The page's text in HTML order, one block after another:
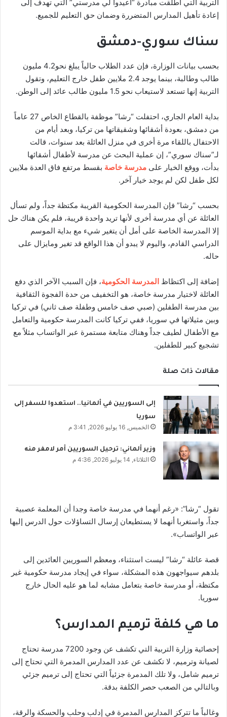
التربية التي أطلقت مبادرة “أعيدوا لي مدرستي” التي تهدف إلى
إعادة تأهيل المدارس المتضررة وضمان حق التعليم للجميع.
سناك سوري-دمشق
بحسب بيانات الوزارة، فإن عدد الطلاب حالياً يبلغ نحو4.2 مليون
طالب وطالبة، بينما يوجد 2.4 ملايين طفل خارج التعليم، وتقول
التربية إنها تستعد لاستيعاب نحو 1.5 مليون طالب عائد إلى الوطن.
بداية العام الجاري، احتفلت “رشا” موظفة بالقطاع الخاص 27 عاماً
من دمشق، بعودة أشقائها وشقيقاتها من تركيا، وبعد أيام من
الاحتفال باللقاء مرة أخرى في منزل العائلة بعد سنوات، قالت
لـ”سناك سوري”، إن عملية البحث عن مدرسة لأطفال أشقائها
بدأت، ووقع الخيار على مدرسة خاصة بقسط مرتفع فاق العدة ملايين
لكل طفل لكن لم يوجد خيار آخر.
بحسب “رشا” فإن المدرسة الحكومية القريبة مكتظة جداً، ولم تسأل
العائلة عن أي مدرسة أخرى لأنها تريد واحدة قريبة، فلم يكن هناك حل
إلا المدرسة الخاصة على أمل أن يتغير شيء مع بداية الموسم
الدراسي القادم، واليوم لا يبدو أن هذا الواقع قد تغير ومايزال على
حاله.
إضافة إلى اكتظاظ المدرسة الحكومية، فإن السبب الآخر الذي دفع
العائلة لاختيار مدرسة خاصة، هو التخفيف من حدة الفجوة الثقافية
بين مدرسة الطفلين (صبي صف خامس وطفلة صف ثاني) في تركيا
وبين مثيلاتها في سوريا، ففي تركيا كانت المدرسة حكومية والتعامل
مع الأطفال لطيف جداً وهناك متابعة مستمرة عبر الواتساب مثلاً مع
تشجيع كبير للطفلين.
مقالات ذات صلة
إلى السوريين في ألمانيا.. استعدوا للسفر إلى
سوريا
الخميس, 16 يوليو 2026, 3:41 م
وزير ألماني: ترحيل السوريين أمر لامفر منه
الثلاثاء, 14 يوليو 2026, 4:36 م
تقول “رشا”: «رغم أنهما في مدرسة خاصة وجدا أن المعلمة عصبية
جداً، واستغربا أنهما لا يستطيعان إرسال التساؤلات حول الدرس إليها
عبر الواتساب».
قصة عائلة “رشا” ليست استثناء، ومعظم السوريين العائدين إلى
بلدهم سيواجهون هذه المشكلة، سواء في إيجاد مدرسة حكومية غير
مكتظة، أو مدرسة خاصة بتعامل مشابه لما هو عليه الحال خارج
سوريا.
ما هي كلفة ترميم المدارس؟
إحصائية وزارة التربية التي تكشف عن وجود 7200 مدرسة تحتاج
لصيانة وترميم، لا تكشف عن عدد المدارس المدمرة التي تحتاج إلى
ترميم شامل، ولا تلك المدمرة جزئياً التي تحتاج إلى ترميم جزئي
وبالتالي من الصعب حصر الكلفة بدقة.
وغالباً ما تتركز المدارس المدمرة في إدلب وحلب والحسكة والرقة،